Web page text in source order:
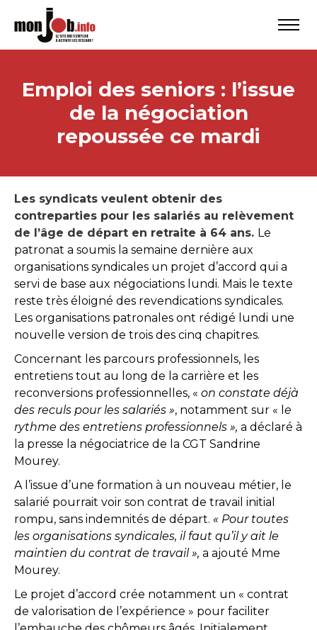
Emploi des seniors : l’issue
de la négociation
repoussée ce mardi
Les syndicats veulent obtenir des
contreparties pour les salariés au relèvement
de l’âge de départ en retraite à 64 ans. Le
patronat a soumis la semaine dernière aux
organisations syndicales un projet d’accord qui a
servi de base aux négociations lundi. Mais le texte
reste très éloigné des revendications syndicales.
Les organisations patronales ont rédigé lundi une
nouvelle version de trois des cinq chapitres.
Concernant les parcours professionnels, les
entretiens tout au long de la carrière et les
reconversions professionnelles, « on constate déjà
des reculs pour les salariés », notamment sur « l e
rythme des entretiens professionnels », a déclaré à
la presse la négociatrice de la CGT Sandrine
Mourey.
A l’issue d’une formation à un nouveau métier, le
salarié pourrait voir son contrat de travail initial
rompu, sans indemnités de départ. « Pour toutes
les organisations syndicales, il faut qu’il y ait le
maintien du contrat de travail », a ajouté Mme
Mourey.
Le projet d’accord crée notamment un « contrat
de valorisation de l’expérience » pour faciliter